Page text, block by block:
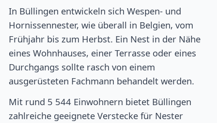
In Büllingen entwickeln sich Wespen- und
Hornissennester, wie überall in Belgien, vom
Frühjahr bis zum Herbst. Ein Nest in der Nähe
eines Wohnhauses, einer Terrasse oder eines
Durchgangs sollte rasch von einem
ausgerüsteten Fachmann behandelt werden.
Mit rund 5 544 Einwohnern bietet Büllingen
zahlreiche geeignete Verstecke für Nester